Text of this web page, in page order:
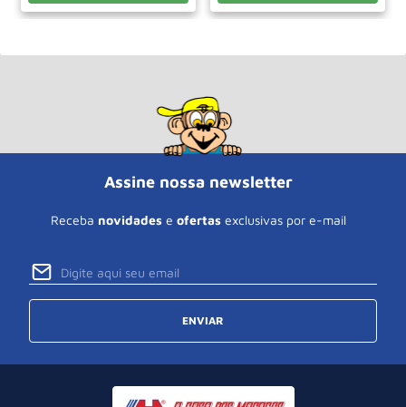
Assine nossa newsletter
Receba novidades e ofertas exclusivas por e-mail
ENVIAR